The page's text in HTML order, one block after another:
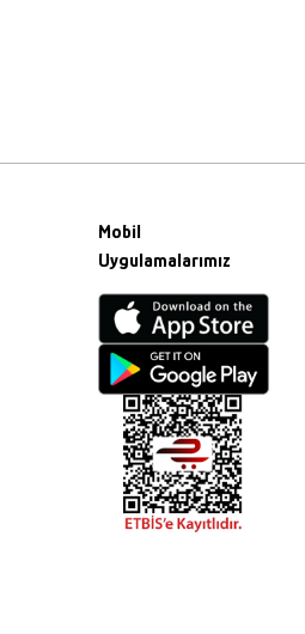
Mobil
Uygulamalarımız